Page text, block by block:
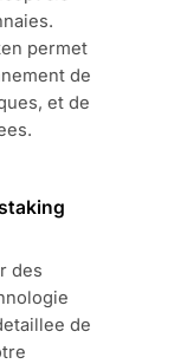
permet
de
et de
des
de